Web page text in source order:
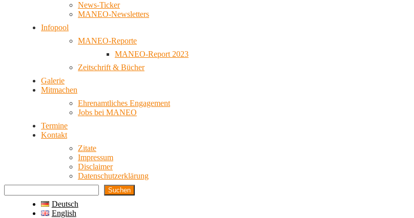
News-Ticker
MANEO-Newsletters
Infopool
MANEO-Reporte
MANEO-Report 2023
Zeitschrift & Bücher
Galerie
Mitmachen
Ehrenamtliches Engagement
Jobs bei MANEO
Termine
Kontakt
Zitate
Impressum
Disclaimer
Datenschutzerklärung
Suchen
Deutsch
English